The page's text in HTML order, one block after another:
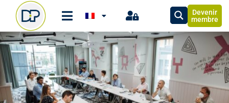
Devenir
membre